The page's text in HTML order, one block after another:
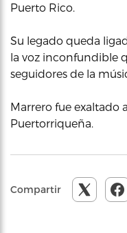
Puerto Rico.
Su legado queda
la voz inconfundible
seguidores de la
Marrero fue exaltado
Puertorriqueña.
Compartir